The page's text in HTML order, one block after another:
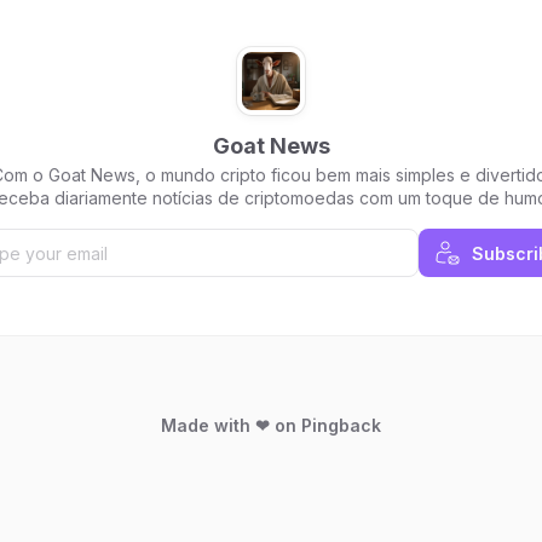
Goat News
o Goat News, o mundo cripto ficou bem mais simples e
diariamente notícias de criptomoedas com um toque de
Made with ❤ on Pingback